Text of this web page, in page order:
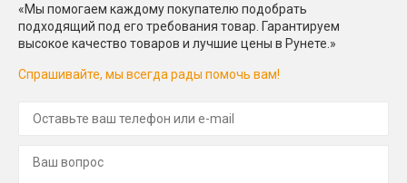
«Мы помогаем каждому покупателю подобрать
подходящий под его требования товар. Гарантируем
высокое качество товаров и лучшие цены в Рунете.»
Спрашивайте, мы всегда рады помочь вам!